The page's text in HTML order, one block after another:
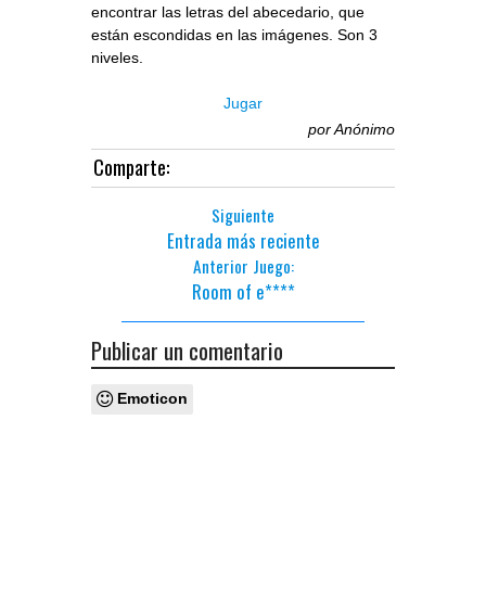
encontrar las letras del abecedario, que
están escondidas en las imágenes. Son 3
niveles.
Jugar
porAnónimo
Comparte:
Siguiente
Entrada más reciente
Anterior Juego:
Room of e****
Publicar un comentario
Emoticon